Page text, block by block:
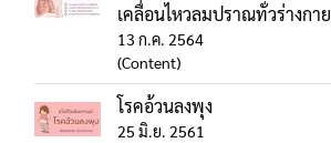
เคลื่อนไหวลมปราณทั่วร่างกาย
13 ก.ค. 2564
(Content)
โรคอ้วนลงพุง
25 มิ.ย. 2561